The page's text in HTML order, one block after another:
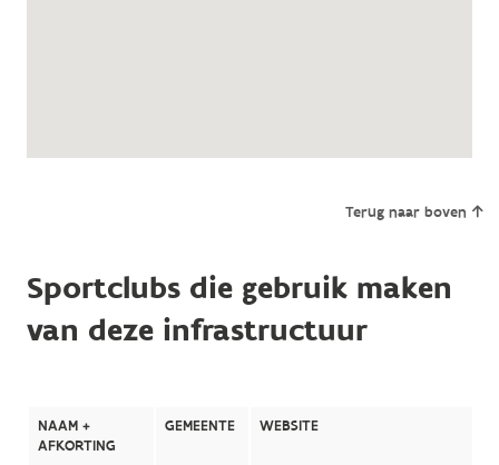
Terug naar boven
Sportclubs die gebruik maken
van deze infrastructuur
NAAM +
AFKORTING
GEMEENTE WEBSITE